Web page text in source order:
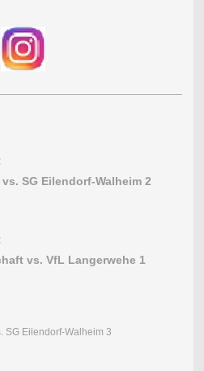
SG Eilendorf-Walheim 2
vs. VfL Langerwehe 1
SG Eilendorf-Walheim 3